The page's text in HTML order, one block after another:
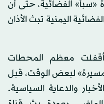
«سبأ» الفضائية، حتى أن
اليمنية تبث الأذان
أقفلت معظم المحطات
لبعض الوقت، قبل
والدعاية السياسية.